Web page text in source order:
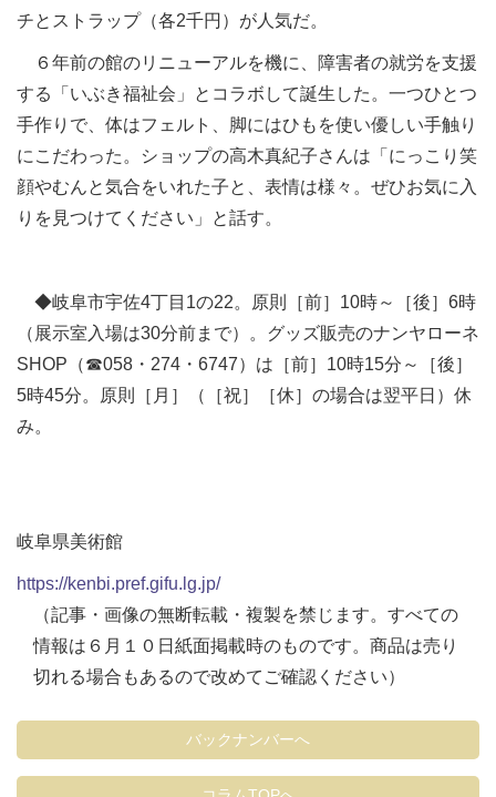
チとストラップ（各2千円）が人気だ。
６年前の館のリニューアルを機に、障害者の就労を支援
する「いぶき福祉会」とコラボして誕生した。一つひとつ
手作りで、体はフェルト、脚にはひもを使い優しい手触り
にこだわった。ショップの高木真紀子さんは「にっこり笑
顔やむんと気合をいれた子と、表情は様々。ぜひお気に入
りを見つけてください」と話す。
◆岐阜市宇佐4丁目1の22。原則［前］10時～［後］6時
（展示室入場は30分前まで）。グッズ販売のナンヤローネ
SHOP（☎058・274・6747）は［前］10時15分～［後］
5時45分。原則［月］（［祝］［休］の場合は翌平日）休
み。
岐阜県美術館
https://kenbi.pref.gifu.lg.jp/
（記事・画像の無断転載・複製を禁じます。すべての
情報は６月１０日紙面掲載時のものです。商品は売り
切れる場合もあるので改めてご確認ください）
バックナンバーへ